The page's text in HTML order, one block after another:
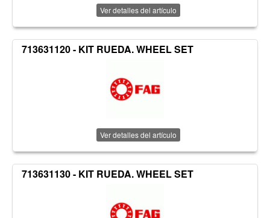
Ver detalles del artículo
713631120 - KIT RUEDA. WHEEL SET
Ver detalles del artículo
713631130 - KIT RUEDA. WHEEL SET